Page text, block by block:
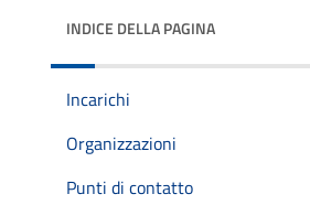
INDICE DELLA PAGINA
Incarichi
Organizzazioni
Punti di contatto